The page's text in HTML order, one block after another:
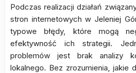
Podczas realizacji działań
stron internetowych w Jeleniej
typowe błędy, które mogą
efektywność ich strategii.
problemów jest brak analizy
lokalnego. Bez zrozumienia, jakie